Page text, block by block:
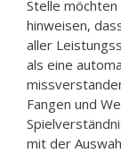
Stelle möchten
hinweisen,
aller
als eine
Fangen und
mit der